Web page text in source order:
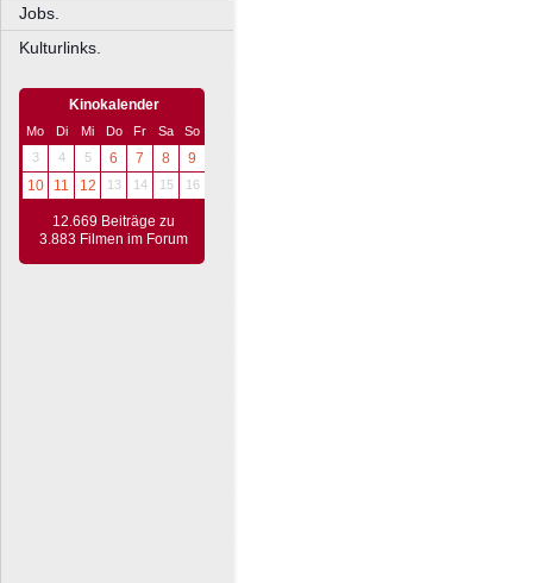
Jobs.
Kulturlinks.
Kinokalender
Mo Di Mi Do Fr Sa
So
3
4 5 6 7 8
9
10
11 12 13 14 15 16
12.669 Beiträge zu
3.883 Filmen im Forum